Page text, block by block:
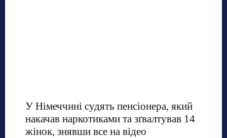
У Німеччині судять пенсіонера, який
накачав наркотиками та зґвалтував 14
жінок, знявши все на відео